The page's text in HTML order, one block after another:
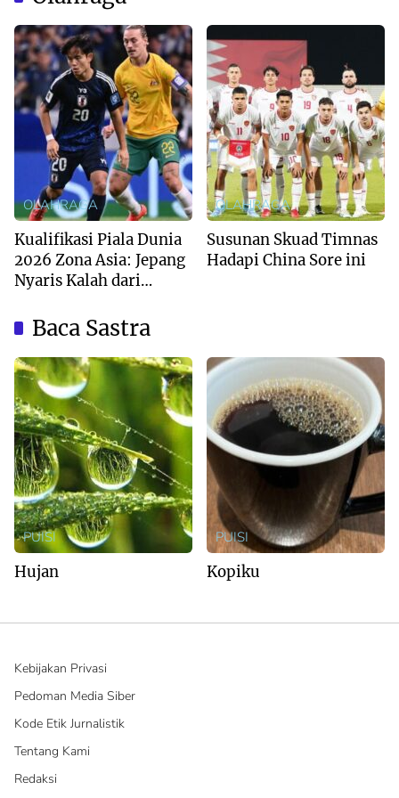
OLAHRAGA
Kualifikasi Piala Dunia
2026 Zona Asia: Jepang
Nyaris Kalah dari
OLAHRAGA
Susunan Skuad Timnas
Hadapi China Sore ini
Baca Sastra
PUISI
Hujan
PUISI
Kopiku
Kebijakan Privasi
Pedoman Media Siber
Kode Etik Jurnalistik
Tentang Kami
Redaksi